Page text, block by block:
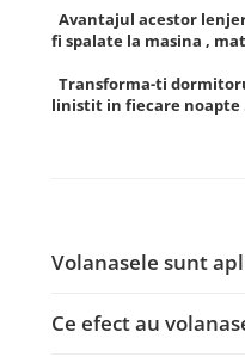
Avantajul acestor
fi spalate la masina ,
Transforma-ti
linistit in fiecare noapte
Volanasele sunt
Ce efect au